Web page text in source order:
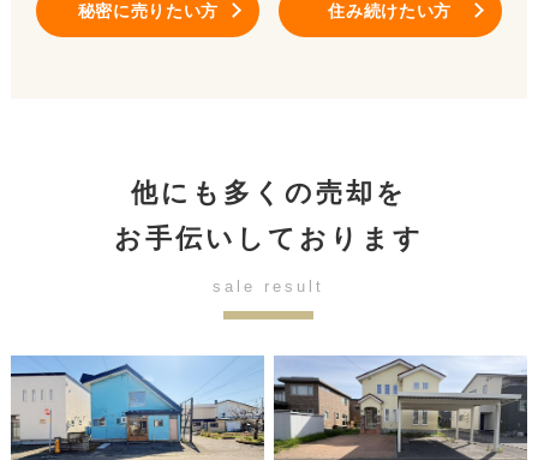
秘密に売りたい方 住み続けたい方
他にも多くの売却を
お手伝いしております
sale result